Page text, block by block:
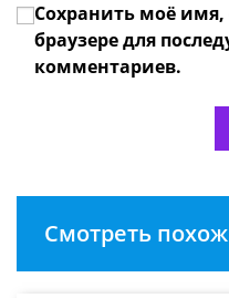
веб-
сайта
(необязательно)
Сохранить моё имя,
браузере для
комментариев.
Смотреть